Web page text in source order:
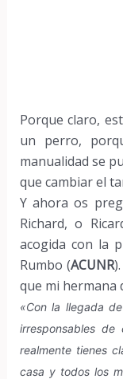
Porque claro,
un perro,
manualidad se
que cambiar el
Y ahora os
Richard, o
acogida con la
Rumbo (ACUNR
que mi hermana
«Con la llegada
irresponsables
realmente tienes
casa y todos los